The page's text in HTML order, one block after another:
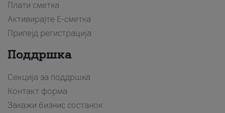
Плати сметка
Активирајте Е-сметка
Припејд регистрација
Поддршка
Секција за поддршка
Контакт форма
Закажи бизнис состанок